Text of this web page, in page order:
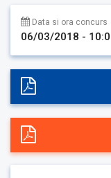
Data si ora concurs
06/03/2018 -